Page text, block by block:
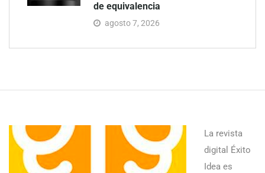
de equivalencia
agosto 7, 2026
La revista
digital Éxito
Idea es